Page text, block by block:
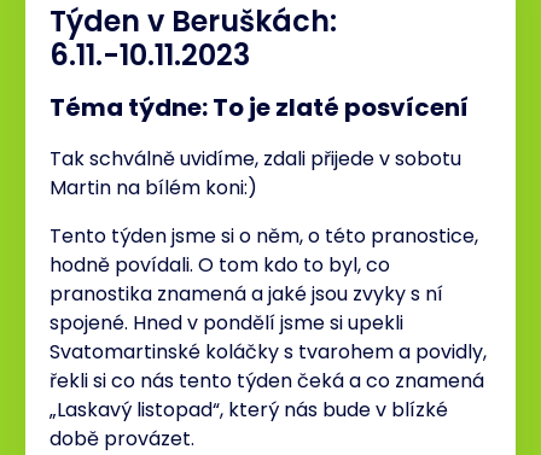
Týden v Beruškách:
6.11.-10.11.2023
Téma týdne: To je zlaté posvícení
Tak schválně uvidíme, zdali přijede v sobotu
Martin na bílém koni:)
Tento týden jsme si o něm, o této pranostice,
hodně povídali. O tom kdo to byl, co
pranostika znamená a jaké jsou zvyky s ní
spojené. Hned v pondělí jsme si upekli
Svatomartinské koláčky s tvarohem a povidly,
řekli si co nás tento týden čeká a co znamená
„Laskavý listopad“, který nás bude v blízké
době provázet.